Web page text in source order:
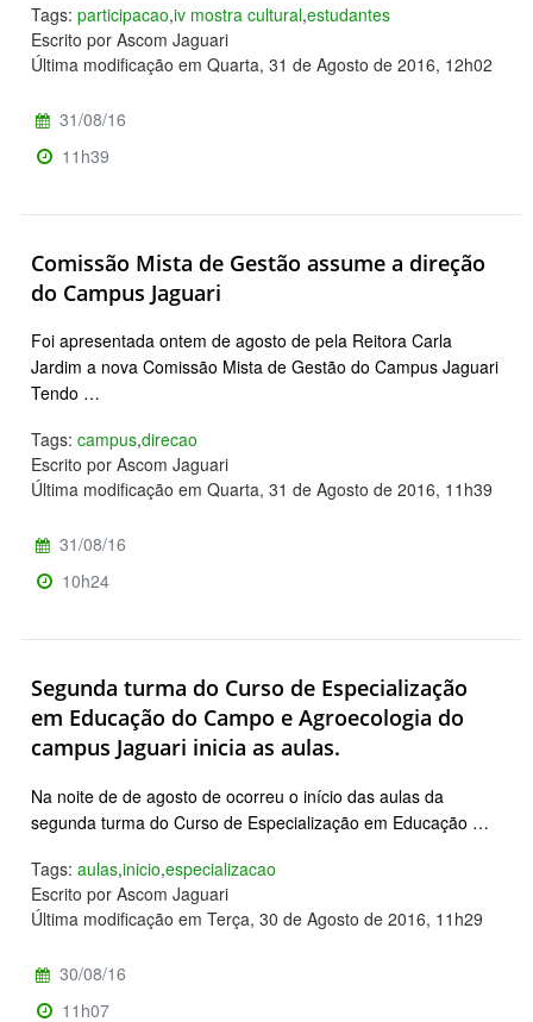
Tags: participacao,iv mostra cultural,estudantes
Escrito por Ascom Jaguari
Última modificação em Quarta, 31 de Agosto de 2016, 12h02
31/08/16
11h39
Comissão Mista de Gestão assume a direção
do Campus Jaguari
Foi apresentada ontem de agosto de pela Reitora Carla
Jardim a nova Comissão Mista de Gestão do Campus Jaguari
Tendo …
Tags: campus,direcao
Escrito por Ascom Jaguari
Última modificação em Quarta, 31 de Agosto de 2016, 11h39
31/08/16
10h24
Segunda turma do Curso de Especialização
em Educação do Campo e Agroecologia do
campus Jaguari inicia as aulas.
Na noite de de agosto de ocorreu o início das aulas da
segunda turma do Curso de Especialização em Educação …
Tags: aulas,inicio,especializacao
Escrito por Ascom Jaguari
Última modificação em Terça, 30 de Agosto de 2016, 11h29
30/08/16
11h07